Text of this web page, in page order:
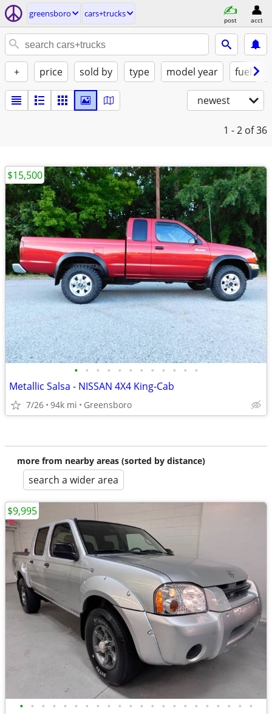
greensboro cars+trucks
post acct
+ price sold by type model year fuel
newest
1 - 2 of 36
• • • • • • • • • • • •
Metallic Salsa - NISSAN 4X4 King-Cab
7/26 94k mi Greensboro
$15,500
more from nearby areas (sorted by distance)
search a wider area
• • • • • • • • • • • • • • • • • • • • • •
$9,995